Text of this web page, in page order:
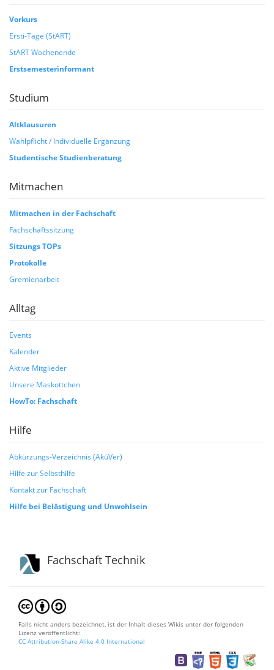
Vorkurs
Ersti-Tage (StART)
StART Wochenende
Erstsemesterinformant
Studium
Altklausuren
Wahlpflicht / Individuelle Ergänzung
Studentische Studienberatung
Mitmachen
Mitmachen in der Fachschaft
Fachschaftssitzung
Sitzungs TOPs
Protokolle
Gremienarbeit
Alltag
Events
Kalender
Aktive Mitglieder
Unsere Maskottchen
HowTo: Fachschaft
Hilfe
Abkürzungs-Verzeichnis (AküVer)
Hilfe zur Selbsthilfe
Kontakt zur Fachschaft
Hilfe bei Belästigung und Unwohlsein
Fachschaft Technik
Falls nicht anders bezeichnet, ist der Inhalt dieses Wikis unter der folgenden
Lizenz veröffentlicht:
CC Attribution-Share Alike 4.0 International